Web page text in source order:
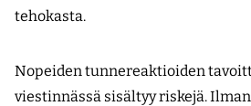
tehokasta.
Nopeiden tunnereaktioiden
viestinnässä sisältyy riskejä.